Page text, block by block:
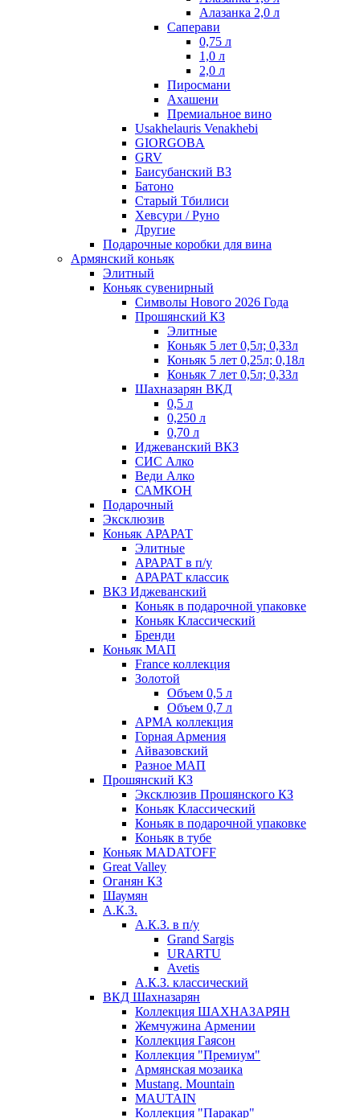
Алазанка 2,0 л
Саперави
0,75 л
1,0 л
2,0 л
Пиросмани
Ахашени
Премиальное вино
Usakhelauris Venakhebi
GIORGOBA
GRV
Баисубанский ВЗ
Батоно
Старый Тбилиси
Хевсури / Руно
Другие
Подарочные коробки для вина
Армянский коньяк
Элитный
Коньяк сувенирный
Символы Нового 2026 Года
Прошянский КЗ
Элитные
Коньяк 5 лет 0,5л; 0,33л
Коньяк 5 лет 0,25л; 0,18л
Коньяк 7 лет 0,5л; 0,33л
Шахназарян ВКД
0,5 л
0,250 л
0,70 л
Иджеванский ВКЗ
СИС Алко
Веди Алко
САМКОН
Подарочный
Эксклюзив
Коньяк АРАРАТ
Элитные
АРАРАТ в п/у
АРАРАТ классик
ВКЗ Иджеванский
Коньяк в подарочной упаковке
Коньяк Классический
Бренди
Коньяк МАП
France коллекция
Золотой
Объем 0,5 л
Объем 0,7 л
АРМА коллекция
Горная Армения
Айвазовский
Разное МАП
Прошянский КЗ
Эксклюзив Прошянского КЗ
Коньяк Классический
Коньяк в подарочной упаковке
Коньяк в тубе
Коньяк MADATOFF
Great Valley
Оганян КЗ
Шаумян
А.К.З.
А.К.З. в п/у
Grand Sargis
URARTU
Avetis
А.К.З. классический
ВКД Шахназарян
Коллекция ШАХНАЗАРЯН
Жемчужина Армении
Коллекция Гаясон
Коллекция "Премиум"
Армянская мозаика
Mustang. Mountain
MAUTAIN
Коллекция "Паракар"